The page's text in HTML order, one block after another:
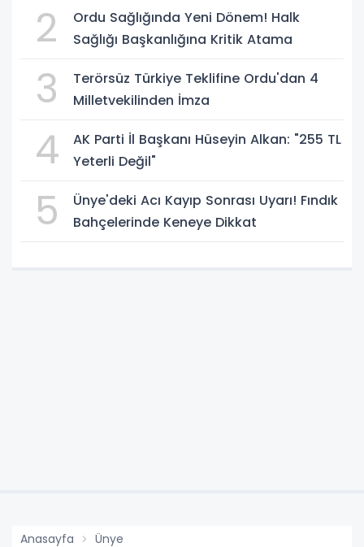
2
Ordu Sağlığında Yeni Dönem! Halk
Sağlığı Başkanlığına Kritik Atama
3
Terörsüz Türkiye Teklifine Ordu'dan 4
Milletvekilinden İmza
4
AK Parti İl Başkanı Hüseyin Alkan: "255 TL
Yeterli Değil"
5
Ünye'deki Acı Kayıp Sonrası Uyarı! Fındık
Bahçelerinde Keneye Dikkat
Anasayfa Ünye